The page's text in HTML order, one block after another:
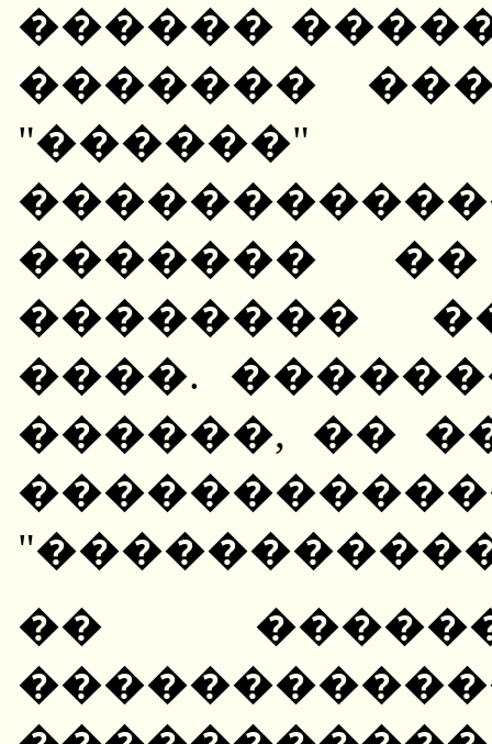
������
�������
"������"
�������
��������
����.
������, ��
��